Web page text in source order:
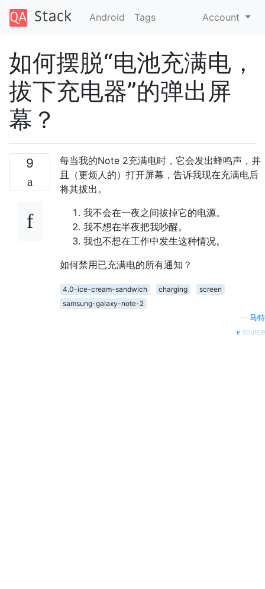
Android Tags Account
如何摆脱“电池充满电，
拔下充电器”的弹出屏
幕？
9
每当我的Note 2充满电时，它会发出蜂鸣声，并
且（更烦人的）打开屏幕，告诉我现在充满电后
将其拔出。
我不会在一夜之间拔掉它的电源。
我不想在半夜把我吵醒。
我也不想在工作中发生这种情况。
如何禁用已充满电的所有通知？
4.0-ice-cream-sandwich charging
screen
samsung-galaxy-note-2
马特
source